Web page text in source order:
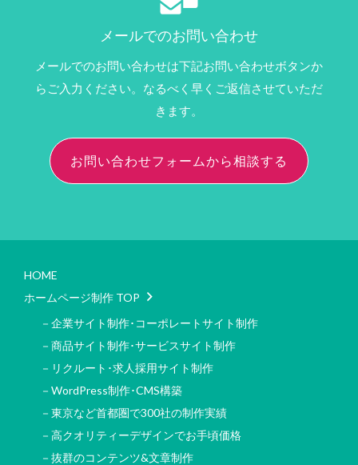
メールでのお問い合わせ
メールでのお問い合わせは下記お問い合わせボタンか
らご入力ください。なるべく早くご返信させていただ
きます。
お問い合わせフォームから相談する
HOME
ホームページ制作 TOP
－企業サイト制作･コーポレートサイト制作
－商品サイト制作･サービスサイト制作
－リクルート･求人採用サイト制作
－WordPress制作･CMS構築
－東京など首都圏で300社の制作実績
－高クオリティーデザインでお手頃価格
－抜群のコンテンツ&文章制作